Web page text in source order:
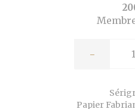
-
Papier